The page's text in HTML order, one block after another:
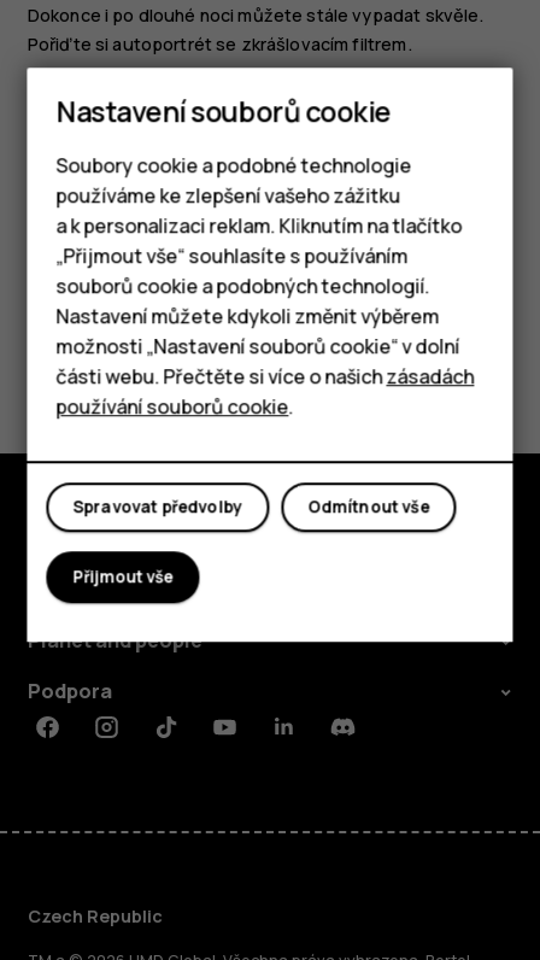
Chytré telefony
Tlačítkové telefony
Tablety
Dokonce i po dlouhé noci můžete stále vypadat skvěle.
Pořiďte si autoportrét se zkrášlovacím filtrem.
Klepněte na
>Krása zapnouta přetahujte
posuvník, dokud nebudete s úpravou spokojeni.
Klepněte napanorama_fish_eye.
Pomohlo vám to?
Prozkoumat
O nás
Planet and people
Podpora
FacebookInstagramTiktokYoutubeLinkedinDiscord
Czech Republic
Nastavení souborů cookie
Soubory cookie a podobné technologie
používáme ke zlepšení vašeho zážitku
a k personalizaci reklam. Kliknutím na tlačítko
„Přijmout vše“ souhlasíte s používáním
souborů cookie a podobných technologií.
Nastavení můžete kdykoli změnit výběrem
možnosti „Nastavení souborů cookie“ v dolní
části webu. Přečtěte si více o našichzásadách
používání souborů cookie.
Odmítnout vše
Spravovat předvolby
Přijmout vše